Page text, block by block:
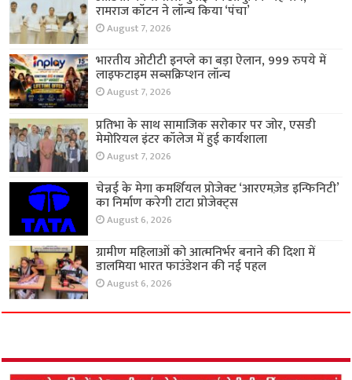
रामराज कॉटन ने लॉन्च किया ‘पंचा’
August 7, 2026
भारतीय ओटीटी इनप्ले का बड़ा ऐलान, 999 रुपये में
लाइफटाइम सब्सक्रिप्शन लॉन्च
August 7, 2026
प्रतिभा के साथ सामाजिक सरोकार पर जोर, एसडी
मेमोरियल इंटर कॉलेज में हुई कार्यशाला
August 7, 2026
चेन्नई के मेगा कमर्शियल प्रोजेक्ट ‘आरएमज़ेड इन्फिनिटी’
का निर्माण करेगी टाटा प्रोजेक्ट्स
August 6, 2026
ग्रामीण महिलाओं को आत्मनिर्भर बनाने की दिशा में
डालमिया भारत फाउंडेशन की नई पहल
August 6, 2026